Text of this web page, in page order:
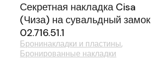
Секретная накладка Cisa
(Чиза) на сувальдный замок
02.716.51.1
Бронинакладки и пластины
Бронированные накладки